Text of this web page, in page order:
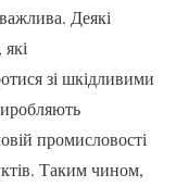
Деякі
зі шкідливими
промисловості
Таким чином,